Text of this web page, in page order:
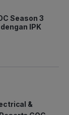
Season 3
IPK
&